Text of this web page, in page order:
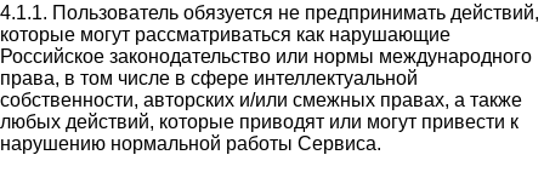
4.1.1. Пользователь обязуется не предпринимать действий,
которые могут рассматриваться как нарушающие
Российское законодательство или нормы международного
права, в том числе в сфере интеллектуальной
собственности, авторских и/или смежных правах, а также
любых действий, которые приводят или могут привести к
нарушению нормальной работы Сервиса.